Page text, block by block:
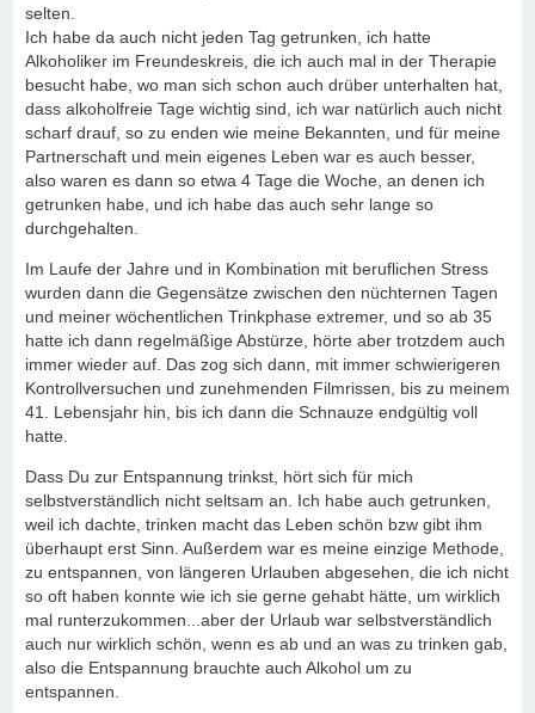
selten.
Ich habe da auch nicht jeden Tag getrunken, ich hatte
Alkoholiker im Freundeskreis, die ich auch mal in der Therapie
besucht habe, wo man sich schon auch drüber unterhalten hat,
dass alkoholfreie Tage wichtig sind, ich war natürlich auch nicht
scharf drauf, so zu enden wie meine Bekannten, und für meine
Partnerschaft und mein eigenes Leben war es auch besser,
also waren es dann so etwa 4 Tage die Woche, an denen ich
getrunken habe, und ich habe das auch sehr lange so
durchgehalten.
Im Laufe der Jahre und in Kombination mit beruflichen Stress
wurden dann die Gegensätze zwischen den nüchternen Tagen
und meiner wöchentlichen Trinkphase extremer, und so ab 35
hatte ich dann regelmäßige Abstürze, hörte aber trotzdem auch
immer wieder auf. Das zog sich dann, mit immer schwierigeren
Kontrollversuchen und zunehmenden Filmrissen, bis zu meinem
41. Lebensjahr hin, bis ich dann die Schnauze endgültig voll
hatte.
Dass Du zur Entspannung trinkst, hört sich für mich
selbstverständlich nicht seltsam an. Ich habe auch getrunken,
weil ich dachte, trinken macht das Leben schön bzw gibt ihm
überhaupt erst Sinn. Außerdem war es meine einzige Methode,
zu entspannen, von längeren Urlauben abgesehen, die ich nicht
so oft haben konnte wie ich sie gerne gehabt hätte, um wirklich
mal runterzukommen...aber der Urlaub war selbstverständlich
auch nur wirklich schön, wenn es ab und an was zu trinken gab,
also die Entspannung brauchte auch Alkohol um zu
entspannen.